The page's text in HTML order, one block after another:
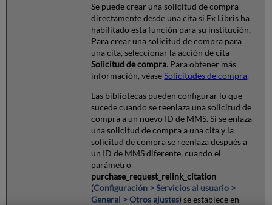
Se puede crear una solicitud de compra
directamente desde una cita si Ex Libris ha
habilitado esta función para su institución.
Para crear una solicitud de compra para
una cita, seleccionar la acción de cita
Solicitud de compra. Para obtener más
información, véaseSolicitudes de compra.
Las bibliotecas pueden configurar lo que
sucede cuando se reenlaza una solicitud de
compra a un nuevo ID de MMS. Si se enlaza
una solicitud de compra a una cita y la
solicitud de compra se reenlaza después a
un ID de MMS diferente, cuando el
parámetro
purchase_request_relink_citation
(Configuración > Servicios al usuario >
General > Otros ajustes) se establece en